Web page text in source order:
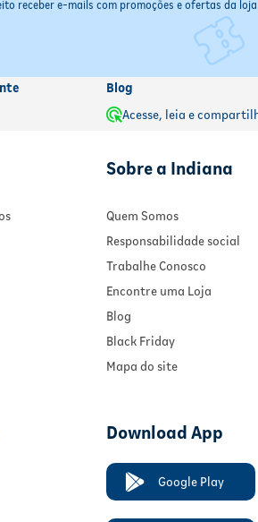
receber e-mails com promoções e ofertas da
Blog
Acesse, leia e
Sobre a Indiana
Quem Somos
Responsabilidade social
Trabalhe Conosco
Encontre uma Loja
Blog
Black Friday
Mapa do site
Download App
Google Play